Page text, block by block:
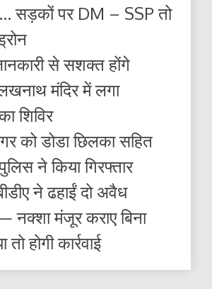
सड़कों पर DM – SSP तो
से सशक्त होंगे
मंदिर में लगा
शिविर
को डोडा छिलका सहित
ने किया गिरफ्तार
ने ढहाईं दो अवैध
नक्शा मंजूर कराए बिना
तो होगी कार्रवाई